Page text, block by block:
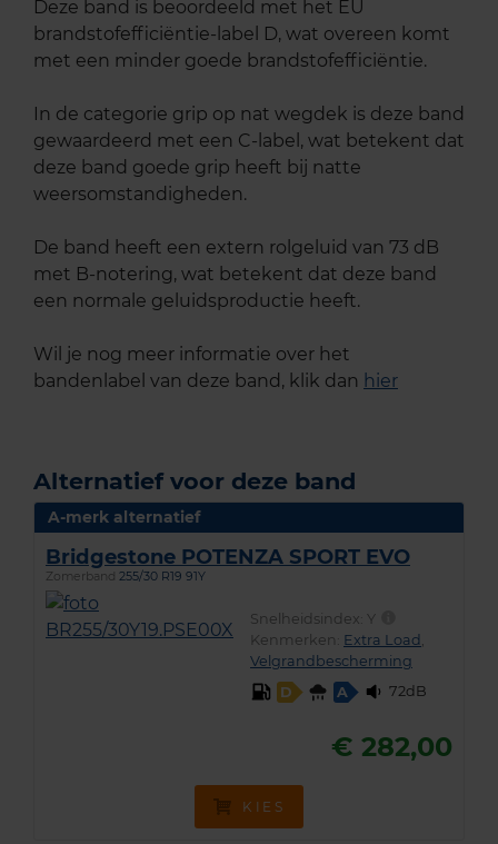
Deze band is beoordeeld met het EU
brandstofefficiëntie-label D, wat overeen komt
met een minder goede brandstofefficiëntie.
In de categorie grip op nat wegdek is deze band
gewaardeerd met een C-label, wat betekent dat
deze band goede grip heeft bij natte
weersomstandigheden.
De band heeft een extern rolgeluid van 73 dB
met B-notering, wat betekent dat deze band
een normale geluidsproductie heeft.
Wil je nog meer informatie over het
bandenlabel van deze band, klik dan hier
Alternatief voor deze band
A-merk alternatief
Bridgestone POTENZA SPORT EVO
Zomerband 255/30 R19 91Y
Snelheidsindex: Y
Kenmerken: Extra Load
Velgrandbescherming
D
A 72dB
€ 282,00
KIES